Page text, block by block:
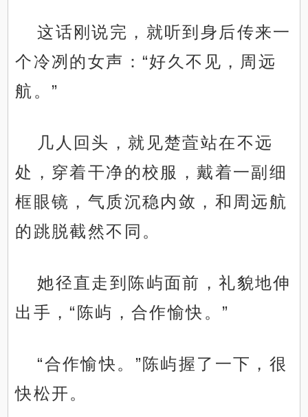
这话刚说完，就听到身后传来一
个冷冽的女声：“好久不见，周远
航。”
几人回头，就见楚萓站在不远
处，穿着干净的校服，戴着一副细
框眼镜，气质沉稳内敛，和周远航
的跳脱截然不同。
她径直走到陈屿面前，礼貌地伸
出手，“陈屿，合作愉快。”
“合作愉快。”陈屿握了一下，很
快松开。